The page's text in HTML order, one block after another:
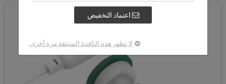
اعتماد التخفيض
لا تظهر هذه النافذة المنبثقة مرة أخرى.